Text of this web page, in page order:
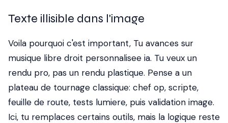
Texte illisible dans l'image
Voila pourquoi c'est important, Tu avances sur
musique libre droit personnalisee ia. Tu veux un
rendu pro, pas un rendu plastique. Pense a un
plateau de tournage classique: chef op, scripte,
feuille de route, tests lumiere, puis validation image.
Ici, tu remplaces certains outils, mais la logique reste